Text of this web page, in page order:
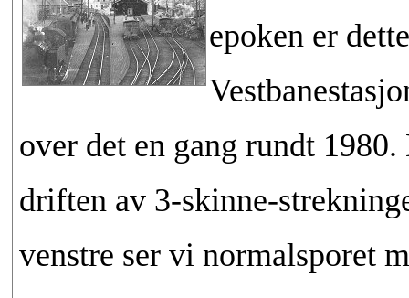
epoken er
over det en gang rundt
driften av 3-skinne-
venstre ser vi normalsporet